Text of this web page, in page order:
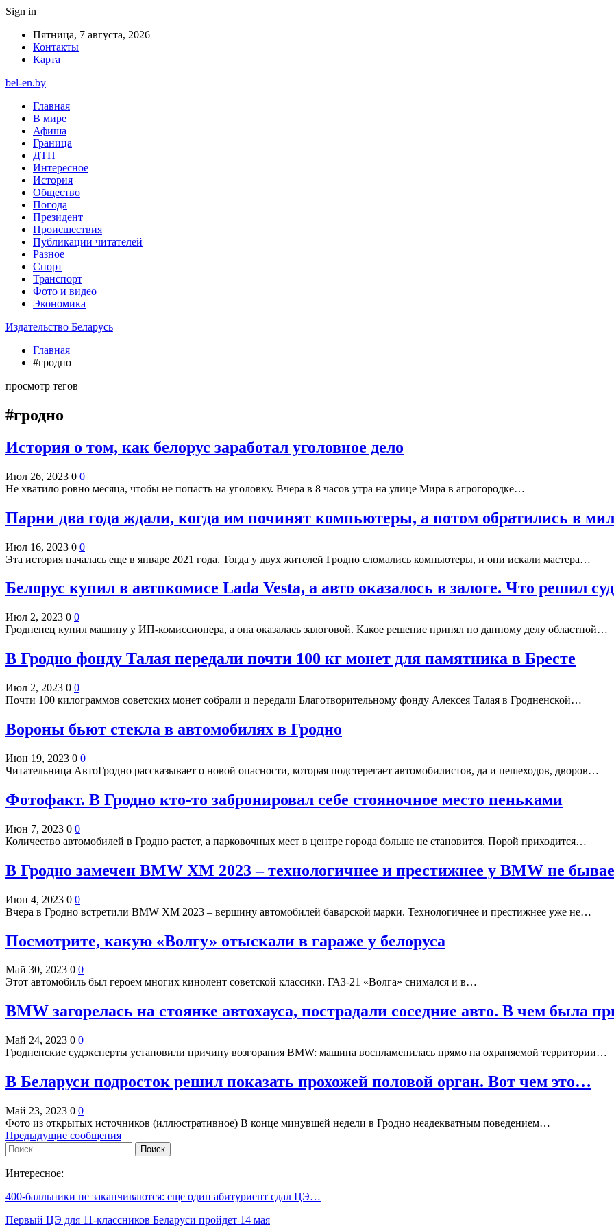
Sign in
Пятница, 7 августа, 2026
Контакты
Карта
bel-en.by
Главная
В мире
Афиша
Граница
ДТП
Интересное
История
Общество
Погода
Президент
Происшествия
Публикации читателей
Разное
Спорт
Транспорт
Фото и видео
Экономика
Издательство Беларусь
Главная
#гродно
просмотр тегов
#гродно
История о том, как белорус заработал уголовное дело
Июл 26, 2023 0 0
Не хватило ровно месяца, чтобы не попасть на уголовку. Вчера в 8 часов утра на улице Мира в агрогородке…
Парни два года ждали, когда им починят компьютеры, а потом обратились в
Июл 16, 2023 0 0
Эта история началась еще в январе 2021 года. Тогда у двух жителей Гродно сломались компьютеры, и они искали мастера…
Белорус купил в автокомисе Lada Vesta, а авто оказалось в залоге. Что решил
Июл 2, 2023 0 0
Гродненец купил машину у ИП-комиссионера, а она оказалась залоговой. Какое решение принял по данному делу областной…
В Гродно фонду Талая передали почти 100 кг монет для памятника в Бресте
Июл 2, 2023 0 0
Почти 100 килограммов советских монет собрали и передали Благотворительному фонду Алексея Талая в Гродненской…
Вороны бьют стекла в автомобилях в Гродно
Июн 19, 2023 0 0
Читательница АвтоГродно рассказывает о новой опасности, которая подстерегает автомобилистов, да и пешеходов, дворов…
Фотофакт. В Гродно кто-то забронировал себе стояночное место пеньками
Июн 7, 2023 0 0
Количество автомобилей в Гродно растет, а парковочных мест в центре города больше не становится. Порой приходится…
В Гродно замечен BMW XM 2023 – технологичнее и престижнее у BMW не
Июн 4, 2023 0 0
Вчера в Гродно встретили BMW XM 2023 – вершину автомобилей баварской марки. Технологичнее и престижнее уже не…
Посмотрите, какую «Волгу» отыскали в гараже у белоруса
Май 30, 2023 0 0
Этот автомобиль был героем многих кинолент советской классики. ГАЗ-21 «Волга» снимался и в…
BMW загорелась на стоянке автохауса, пострадали соседние авто. В чем была
Май 24, 2023 0 0
Гродненские судэксперты установили причину возгорания BMW: машина воспламенилась прямо на охраняемой территории…
В Беларуси подросток решил показать прохожей половой орган. Вот чем это…
Май 23, 2023 0 0
Фото из открытых источников (иллюстративное) В конце минувшей недели в Гродно неадекватным поведением…
Предыдущие сообщения
Интересное:
400-балльники не заканчиваются: еще один абитуриент сдал ЦЭ…
Первый ЦЭ для 11-классников Беларуси пройдет 14 мая